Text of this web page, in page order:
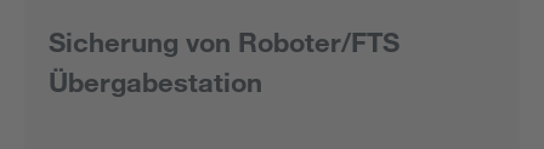
Sicherung von Roboter/FTS
Übergabestation